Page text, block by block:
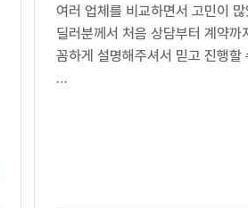
여러 업체를 비교하면서 고민이
딜러분께서 처음 상담부터 계약까
꼼하게 설명해주셔서 믿고 진행할
견적도 여러 조건으로 비교해서